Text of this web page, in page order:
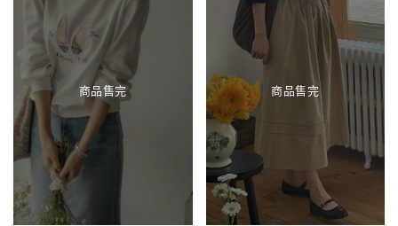
商品售完 商品售完